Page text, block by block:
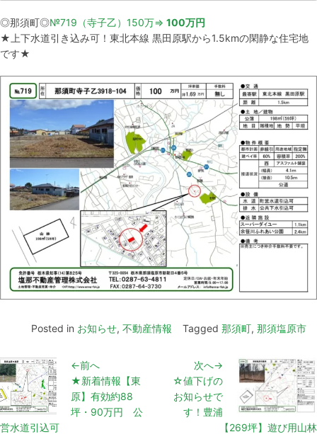
◎那須町◎№719（寺子乙）150万⇒ 100万円
★上下水道引き込み可！東北本線 黒田原駅から1.5kmの閑静な住宅地
です★
Posted in お知らせ, 不動産情報 Tagged 那須町, 那須塩原市
←前へ
★新着情報【東
原】有効約88
坪・90万円 公
営水道引込可
次へ→
☆値下げの
お知らせで
す！豊浦
【269坪】遊び用山林